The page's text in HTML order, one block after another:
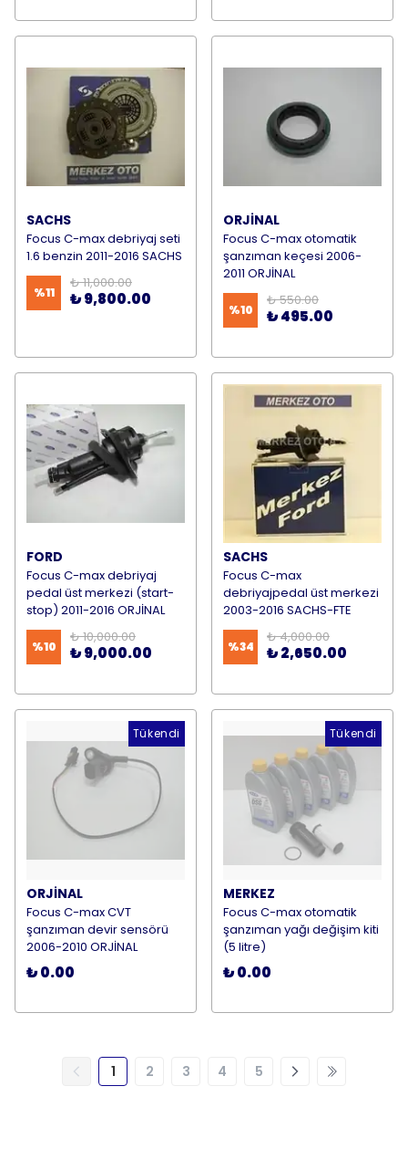
SACHS
Focus C-max debriyaj seti
1.6 benzin 2011-2016 SACHS
%11
₺ 11,000.00
₺ 9,800.00
ORJİNAL
Focus C-max otomatik
şanzıman keçesi 2006-
2011 ORJİNAL
%10
₺ 550.00
₺ 495.00
FORD
Focus C-max debriyaj
pedal üst merkezi (start-
stop) 2011-2016 ORJİNAL
%10
₺ 10,000.00
₺ 9,000.00
SACHS
Focus C-max
debriyajpedal üst merkezi
2003-2016 SACHS-FTE
%34
₺ 4,000.00
₺ 2,650.00
Tükendi
ORJİNAL
Focus C-max CVT
şanzıman devir sensörü
2006-2010 ORJİNAL
₺ 0.00
Tükendi
MERKEZ
Focus C-max otomatik
şanzıman yağı değişim kiti
(5 litre)
₺ 0.00
1 2 3 4 5